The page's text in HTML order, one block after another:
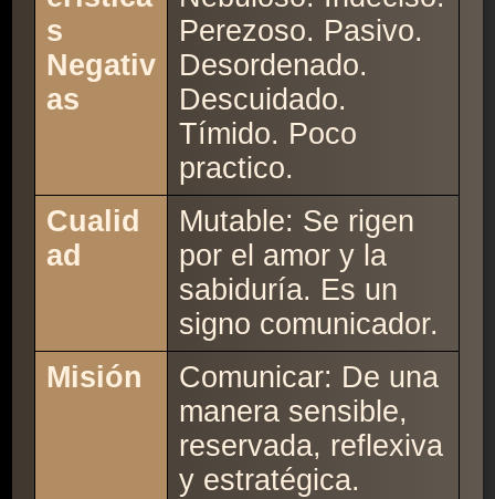
s
Negativ
as
Perezoso. Pasivo.
Desordenado.
Descuidado.
Tímido. Poco
practico.
Cualid
ad
Mutable: Se rigen
por el amor y la
sabiduría. Es un
signo comunicador.
Misión
Comunicar: De una
manera sensible,
reservada, reflexiva
y estratégica.